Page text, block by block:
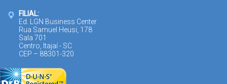
FILIAL:
Ed. LGN Business Center
Rua Samuel Heusi, 178
Sala 701
Centro, Itajaí - SC
CEP – 88301-320